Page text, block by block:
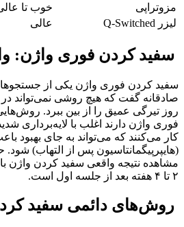
مزوتراپی
خوب تا
لیزر Q-Switched
عالی
سفید کردن فوری واژن:
سفید کردن فوری واژن یکی از
صادقانه گفت که هیچ روشی نمی‌تواند
روز تیرگی عمیق را از بین ببرد.
فوری واژن دارند اغلب با لایه‌برداری
کار می‌کنند که می‌تواند به جای بهبود
(هایپرپیگمانتاسیون پس از التهاب)
مشاهده نتیجه واقعی سفید کردن واژن با
۲ تا ۴ هفته بعد از جلسه اول است.
روش‌های دائمی سفید